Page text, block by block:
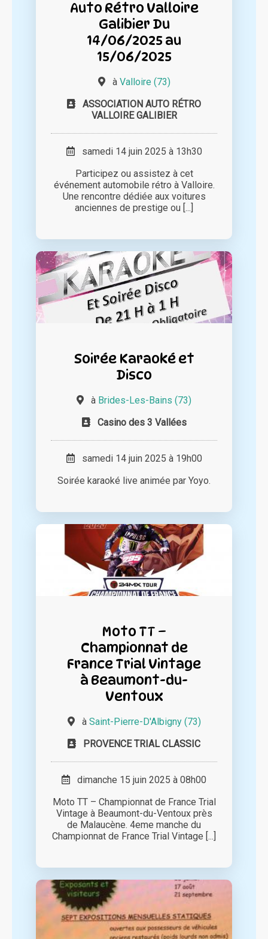
Auto Rétro Valloire
Galibier Du
14/06/2025 au
15/06/2025
à Valloire (73)
ASSOCIATION AUTO RÉTRO
VALLOIRE GALIBIER
samedi 14 juin 2025 à 13h30
Participez ou assistez à cet
événement automobile rétro à Valloire.
Une rencontre dédiée aux voitures
anciennes de prestige ou [...]
Soirée Karaoké et
Disco
à Brides-Les-Bains (73)
Casino des 3 Vallées
samedi 14 juin 2025 à 19h00
Soirée karaoké live animée par Yoyo.
Moto TT –
Championnat de
France Trial Vintage
à Beaumont-du-
Ventoux
à Saint-Pierre-D'Albigny (73)
PROVENCE TRIAL CLASSIC
dimanche 15 juin 2025 à 08h00
Moto TT – Championnat de France Trial
Vintage à Beaumont-du-Ventoux près
de Malaucène. 4eme manche du
Championnat de France Trial Vintage [...]